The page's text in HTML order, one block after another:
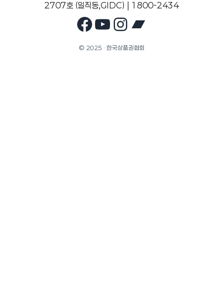
2707호 (일직동,GIDC) | 1800-2434
Facebook
YouTube
Instagram
© 2025 · 한국상품권협회